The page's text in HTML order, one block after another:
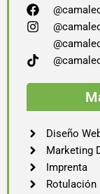
Diseño
Marketing
Imprenta
Rotulación